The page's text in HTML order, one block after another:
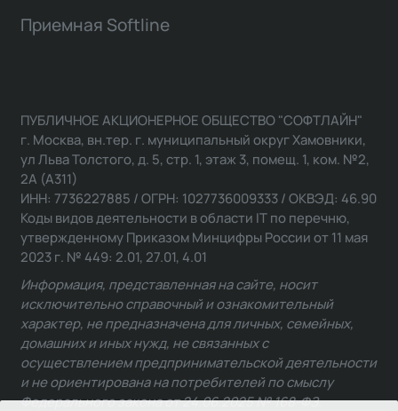
Приемная Softline
ПУБЛИЧНОЕ АКЦИОНЕРНОЕ ОБЩЕСТВО "СОФТЛАЙН"
г. Москва, вн.тер. г. муниципальный округ Хамовники,
ул Льва Толстого, д. 5, стр. 1, этаж 3, помещ. 1, ком. №2,
2А (А311)
ИНН: 7736227885 / ОГРН: 1027736009333 / ОКВЭД: 46.90
Коды видов деятельности в области IT по перечню,
утвержденному Приказом Минцифры России от 11 мая
2023 г. № 449: 2.01, 27.01, 4.01
Информация, представленная на сайте, носит
исключительно справочный и ознакомительный
характер, не предназначена для личных, семейных,
домашних и иных нужд, не связанных с
осуществлением предпринимательской деятельности
и не ориентирована на потребителей по смыслу
Федерального закона от 24.06.2025 № 168-ФЗ.